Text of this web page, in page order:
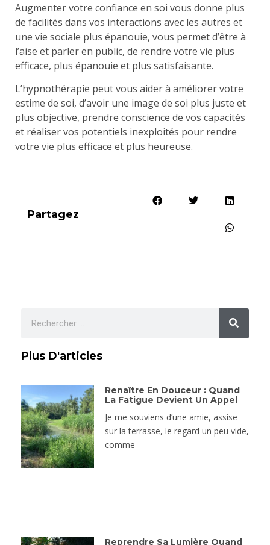
Augmenter votre confiance en soi vous donne plus
de facilités dans vos interactions avec les autres et
une vie sociale plus épanouie, vous permet d’être à
l’aise et parler en public, de rendre votre vie plus
efficace, plus épanouie et plus satisfaisante.
L’hypnothérapie peut vous aider à améliorer votre
estime de soi, d’avoir une image de soi plus juste et
plus objective, prendre conscience de vos capacités
et réaliser vos potentiels inexploités pour rendre
votre vie plus efficace et plus heureuse.
Partagez
Plus D'articles
Renaître En Douceur : Quand
La Fatigue Devient Un Appel
Je me souviens d’une amie, assise
sur la terrasse, le regard un peu vide,
comme
Reprendre Sa Lumière Quand